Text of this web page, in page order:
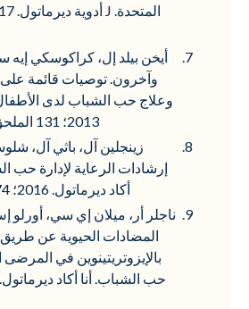
أيخن بيلد إل، كراكوسكي
وآخرون. توصيات قائمة
وعلاج حب الشباب لدى
2013؛ 131 الملحق 3: S163-186.
إرشادات الرعاية لإدارة حب
أكاد ديرماتول. 2016؛ 74 (5): 945-973.
ناجلر أر، ميلان إي سي، أورلو
المضادات الحيوية عن طريق
بالإيزوتريتينوين في